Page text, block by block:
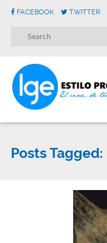
FACEBOOK TWITTER
Posts Tagged: